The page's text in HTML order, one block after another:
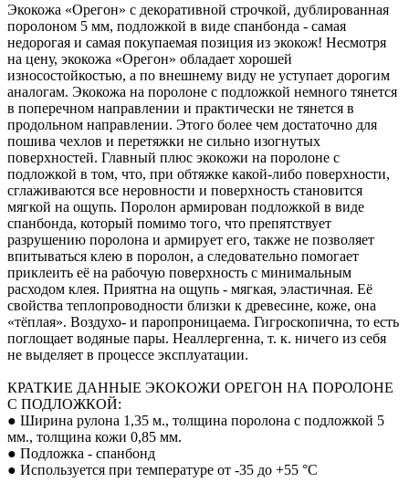
Экокожа «Орегон» с декоративной строчкой, дублированная
поролоном 5 мм, подложкой в виде спанбонда - самая
недорогая и самая покупаемая позиция из экокож! Несмотря
на цену, экокожа «Орегон» обладает хорошей
износостойкостью, а по внешнему виду не уступает дорогим
аналогам. Экокожа на поролоне с подложкой немного тянется
в поперечном направлении и практически не тянется в
продольном направлении. Этого более чем достаточно для
пошива чехлов и перетяжки не сильно изогнутых
поверхностей. Главный плюс экокожи на поролоне с
подложкой в том, что, при обтяжке какой-либо поверхности,
сглаживаются все неровности и поверхность становится
мягкой на ощупь. Поролон армирован подложкой в виде
спанбонда, который помимо того, что препятствует
разрушению поролона и армирует его, также не позволяет
впитываться клею в поролон, а следовательно помогает
приклеить её на рабочую поверхность с минимальным
расходом клея. Приятна на ощупь - мягкая, эластичная. Её
свойства теплопроводности близки к древесине, коже, она
«тёплая». Воздухо- и паропроницаема. Гигроскопична, то есть
поглощает водяные пары. Неаллергенна, т. к. ничего из себя
не выделяет в процессе эксплуатации.
КРАТКИЕ ДАННЫЕ ЭКОКОЖИ ОРЕГОН НА ПОРОЛОНЕ
С ПОДЛОЖКОЙ:
● Ширина рулона 1,35 м., толщина поролона с подложкой 5
мм., толщина кожи 0,85 мм.
● Подложка - спанбонд
● Используется при температуре от -35 до +55 °С